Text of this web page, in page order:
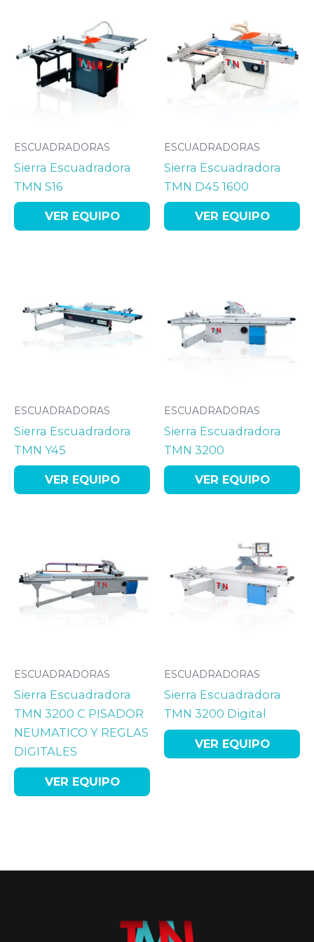
ESCUADRADORAS
Sierra Escuadradora
TMN S16
VER EQUIPO
ESCUADRADORAS
Sierra Escuadradora
TMN D45 1600
VER EQUIPO
ESCUADRADORAS
Sierra Escuadradora
TMN Y45
VER EQUIPO
ESCUADRADORAS
Sierra Escuadradora
TMN 3200
VER EQUIPO
ESCUADRADORAS
Sierra Escuadradora
TMN 3200 C PISADOR
NEUMATICO Y REGLAS
DIGITALES
VER EQUIPO
ESCUADRADORAS
Sierra Escuadradora
TMN 3200 Digital
VER EQUIPO